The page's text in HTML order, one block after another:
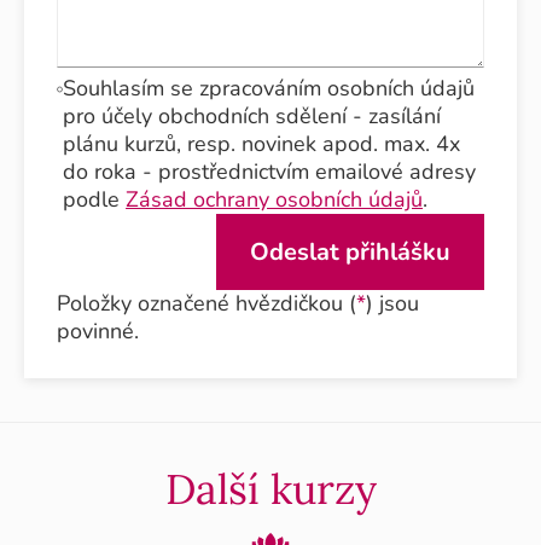
Souhlasím se zpracováním osobních údajů
pro účely obchodních sdělení - zasílání
plánu kurzů, resp. novinek apod. max. 4x
do roka - prostřednictvím emailové adresy
podleZásad ochrany osobních údajů.
Položky označené hvězdičkou (*) jsou
povinné.
Další kurzy